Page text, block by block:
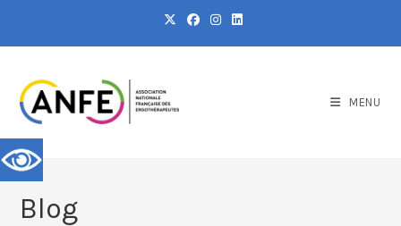
MENU
Blog